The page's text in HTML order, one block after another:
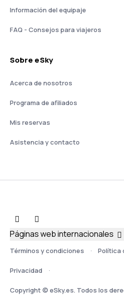
Información del equipaje
FAQ - Consejos para viajeros
Sobre eSky
Acerca de nosotros
Programa de afiliados
Mis reservas
Asistencia y contacto
Términos y condiciones Política
Privacidad
Copyright © eSky.es. Todos los
Páginas web internacionales